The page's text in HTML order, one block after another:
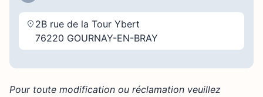
2B rue de la Tour Ybert
76220 GOURNAY-EN-BRAY
Pour toute modification ou réclamation veuillez